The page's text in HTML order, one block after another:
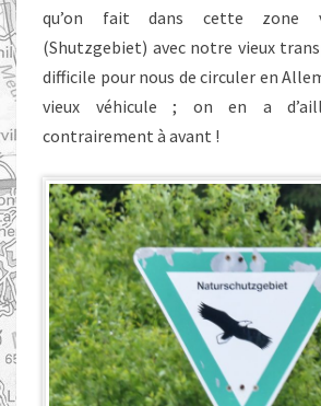
qu’on fait dans cette zone
(Shutzgebiet) avec notre vieux
difficile pour nous de circuler en
vieux véhicule ; on en a
contrairement à avant !